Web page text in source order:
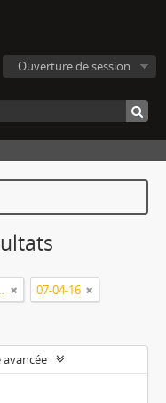
Ouverture de session
INCORPORATED 07-04-16